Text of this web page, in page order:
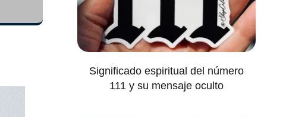
Significado espiritual del número
111 y su mensaje oculto